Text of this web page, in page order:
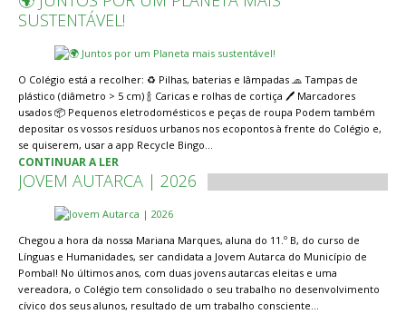
SUSTENTÁVEL!
O Colégio está a recolher: ♻️ Pilhas, baterias e lâmpadas 🧢 Tampas de
plástico (diâmetro > 5 cm) 🍾 Caricas e rolhas de cortiça 🖊️ Marcadores
usados 📦 Pequenos eletrodomésticos e peças de roupa Podem também
depositar os vossos resíduos urbanos nos ecopontos à frente do Colégio e,
se quiserem, usar a app Recycle Bingo…
CONTINUAR A LER
JOVEM AUTARCA | 2026
Chegou a hora da nossa Mariana Marques, aluna do 11.º B, do curso de
Línguas e Humanidades, ser candidata a Jovem Autarca do Município de
Pombal! No últimos anos, com duas jovens autarcas eleitas e uma
vereadora, o Colégio tem consolidado o seu trabalho no desenvolvimento
cívico dos seus alunos, resultado de um trabalho consciente…